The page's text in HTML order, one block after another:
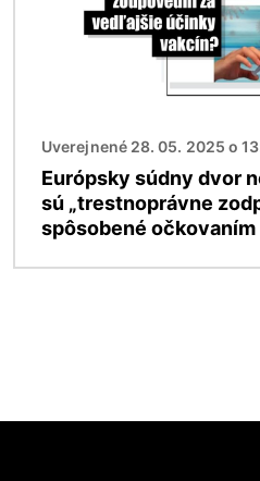
Uverejnené 28. 05. 2025 o
Európsky súdny dvor
sú „trestnoprávne
spôsobené očkovaním